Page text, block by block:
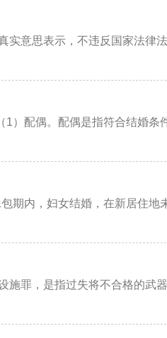
实意思表示，不违反国家法律
）配偶。配偶是指符合结婚条
期内，妇女结婚，在新居住
罪，是指过失将不合格的武